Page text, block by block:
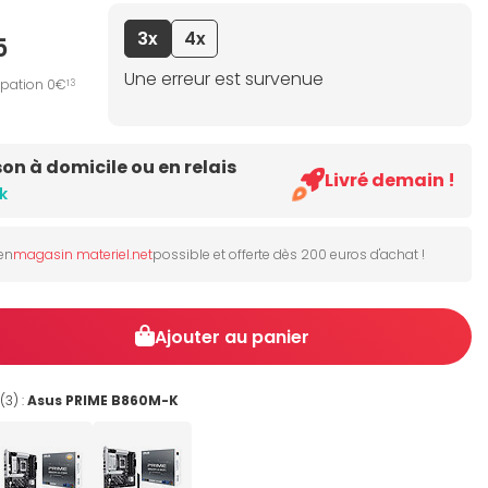
0€13
3x
4x
Une erreur est survenue
à domicile ou en relais
Livré demain !
magasin materiel.netpossible et offerte dès 200 euros d'achat !
Ajouter au panier
:Asus PRIME B860M-K